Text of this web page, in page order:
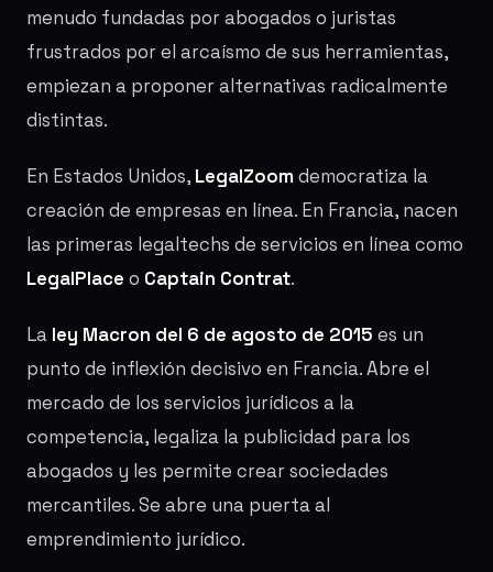
menudo fundadas por abogados o juristas
frustrados por el arcaísmo de sus herramientas,
empiezan a proponer alternativas radicalmente
distintas.
En Estados Unidos, LegalZoom democratiza la
creación de empresas en línea. En Francia, nacen
las primeras legaltechs de servicios en línea como
LegalPlace o Captain Contrat.
La ley Macron del 6 de agosto de 2015 es un
punto de inflexión decisivo en Francia. Abre el
mercado de los servicios jurídicos a la
competencia, legaliza la publicidad para los
abogados y les permite crear sociedades
mercantiles. Se abre una puerta al
emprendimiento jurídico.